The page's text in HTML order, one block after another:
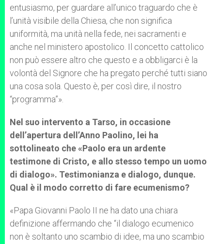
entusiasmo, per guardare all’unico traguardo che è
l’unità visibile della Chiesa, che non significa
uniformità, ma unità nella fede, nei sacramenti e
anche nel ministero apostolico. Il concetto cattolico
non può essere altro che questo e a obbligarci è la
volontà del Signore che ha pregato perché tutti siano
una cosa sola. Questo è, per così dire, il nostro
“programma”».
Nel suo intervento a Tarso, in occasione
dell’apertura dell’Anno Paolino, lei ha
sottolineato che «Paolo era un ardente
testimone di Cristo, e allo stesso tempo un uomo
di dialogo». Testimonianza e dialogo, dunque.
Qual è il modo corretto di fare ecumenismo?
«Papa Giovanni Paolo II ne ha dato una chiara
definizione affermando che “il dialogo ecumenico
non è soltanto uno scambio di idee, ma uno scambio